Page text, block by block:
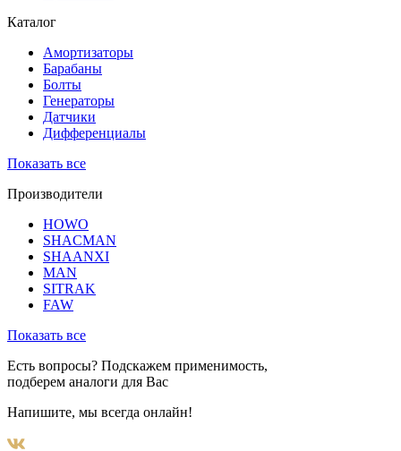
Каталог
Амортизаторы
Барабаны
Болты
Генераторы
Датчики
Дифференциалы
Показать все
Производители
HOWO
SHACMAN
SHAANXI
MAN
SITRAK
FAW
Показать все
Есть вопросы? Подскажем применимость,
подберем аналоги для Вас
Напишите, мы всегда онлайн!